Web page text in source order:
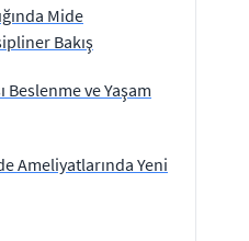
Mide
Bakış
Beslenme ve Yaşam
Ameliyatlarında Yeni